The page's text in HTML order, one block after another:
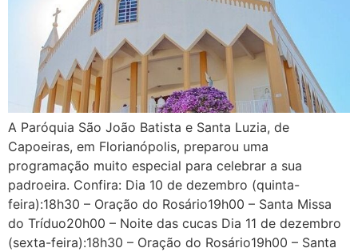
A Paróquia São João Batista e Santa Luzia, de
Capoeiras, em Florianópolis, preparou uma
programação muito especial para celebrar a sua
padroeira. Confira: Dia 10 de dezembro (quinta-
feira):18h30 – Oração do Rosário19h00 – Santa Missa
do Tríduo20h00 – Noite das cucas Dia 11 de dezembro
(sexta-feira):18h30 – Oração do Rosário19h00 – Santa